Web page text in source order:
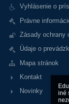
iné
Vyhlásenie o
Právne
Zásady ochrany
Údaje o
Mapa stránok
Kontakt
Novinky